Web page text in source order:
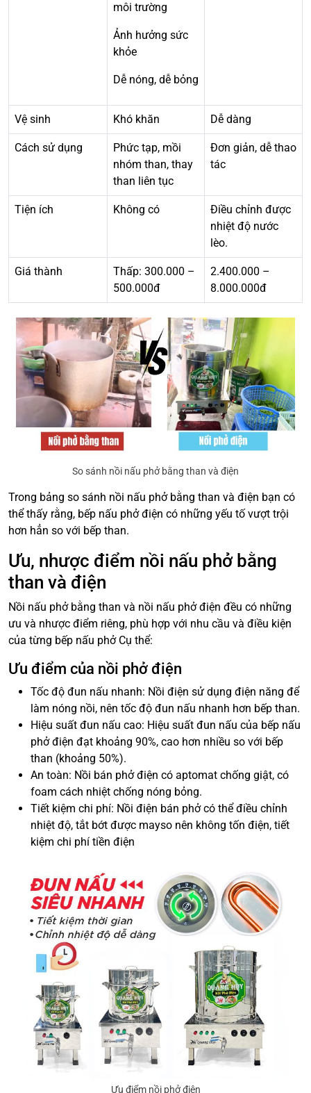
môi trường
Ảnh hưởng sức
khỏe
Dễ nóng, dễ bỏng
Vệ sinh Khó khăn Dễ dàng
Cách sử dụng
Phức tạp, mồi
nhóm than, thay
than liên tục
Đơn giản, dễ thao
tác
Tiện ích Không có
Điều chỉnh được
nhiệt độ nước
lèo.
Giá thành
Thấp: 300.000 –
500.000đ
2.400.000 –
8.000.000đ
So sánh nồi nấu phở bằng than và điện
Trong bảng so sánh nồi nấu phở bằng than và điện bạn có
thể thấy rằng, bếp nấu phở điện có những yếu tố vượt trội
hơn hẳn so với bếp than.
Ưu, nhược điểm nồi nấu phở bằng
than và điện
Nồi nấu phở bằng than và nồi nấu phở điện đều có những
ưu và nhược điểm riêng, phù hợp với nhu cầu và điều kiện
của từng bếp nấu phở Cụ thể:
Ưu điểm của nồi phở điện
Tốc độ đun nấu nhanh: Nồi điện sử dụng điện năng để
làm nóng nồi, nên tốc độ đun nấu nhanh hơn bếp than.
Hiệu suất đun nấu cao: Hiệu suất đun nấu của bếp nấu
phở điện đạt khoảng 90%, cao hơn nhiều so với bếp
than (khoảng 50%).
An toàn: Nồi bán phở điện có aptomat chống giật, có
foam cách nhiệt chống nóng bỏng.
Tiết kiệm chi phí: Nồi điện bán phở có thể điều chỉnh
nhiệt độ, tắt bớt được mayso nên không tốn điện, tiết
kiệm chi phí tiền điện
Ưu điểm nồi phở điện